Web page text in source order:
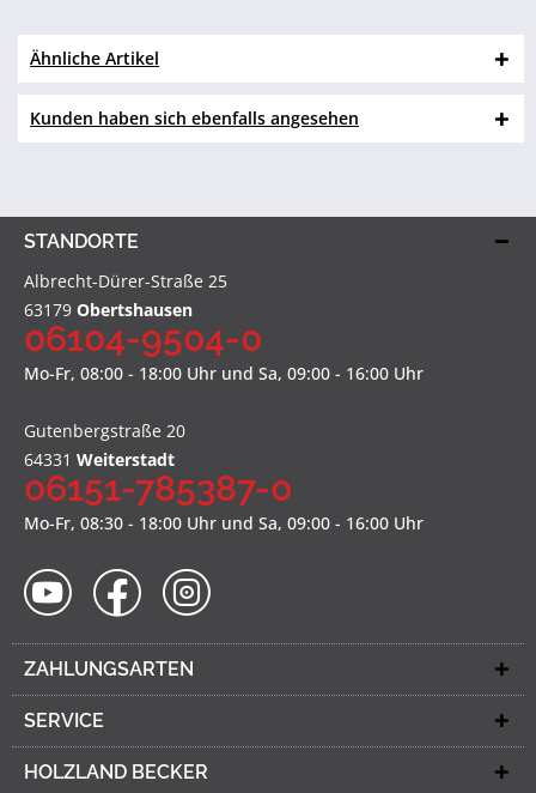
Ähnliche Artikel
Kunden haben sich ebenfalls angesehen
STANDORTE
Albrecht-Dürer-Straße 25
63179 Obertshausen
06104-9504-0
Mo-Fr, 08:00 - 18:00 Uhr und Sa, 09:00 - 16:00 Uhr
Gutenbergstraße 20
64331 Weiterstadt
06151-785387-0
Mo-Fr, 08:30 - 18:00 Uhr und Sa, 09:00 - 16:00 Uhr
ZAHLUNGSARTEN
SERVICE
HOLZLAND BECKER